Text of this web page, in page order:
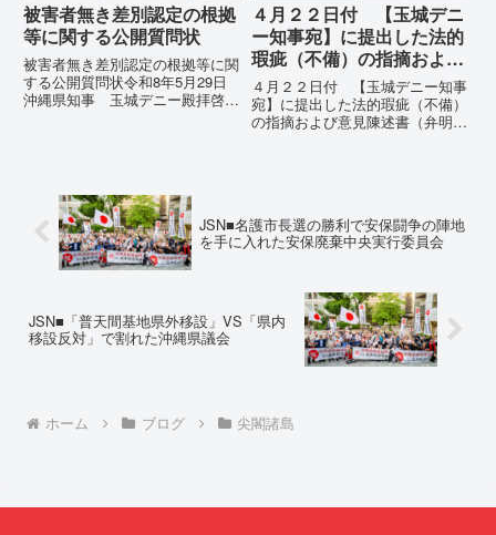
被害者無き差別認定の根拠
等に関する公開質問状
被害者無き差別認定の根拠等に関
する公開質問状令和8年5月29日
沖縄県知事 玉城デニー殿拝啓貴
４月２２日付 【玉城デニ
ー知事宛】に提出した法的
瑕疵（不備）の指摘および
意見陳述書（弁明書）提出
の留保の通告
４月２２日付 【玉城デニー知事
宛】に提出した法的瑕疵（不備）
の指摘および意見陳述書（弁明
す...
JSN■名護市長選の勝利で安保闘争の陣地
を手に入れた安保廃棄中央実行委員会
JSN■「普天間基地県外移設」VS「県内
移設反対」で割れた沖縄県議会
ホーム ブログ 尖閣諸島